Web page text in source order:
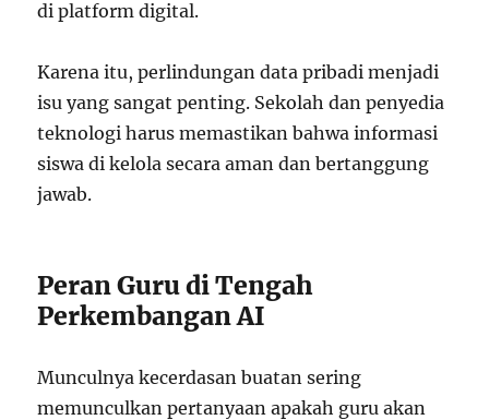
di platform digital.
Karena itu, perlindungan data pribadi menjadi
isu yang sangat penting. Sekolah dan penyedia
teknologi harus memastikan bahwa informasi
siswa di kelola secara aman dan bertanggung
jawab.
Peran Guru di Tengah
Perkembangan AI
Munculnya kecerdasan buatan sering
memunculkan pertanyaan apakah guru akan